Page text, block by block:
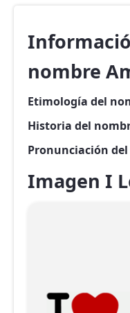
nombre
Etimología del
Historia del
Pronunciación
Imagen I